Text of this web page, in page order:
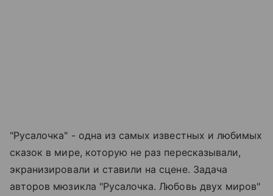
"Русалочка" - одна из самых известных и любимых
сказок в мире, которую не раз пересказывали,
экранизировали и ставили на сцене. Задача
авторов мюзикла "Русалочка. Любовь двух миров"